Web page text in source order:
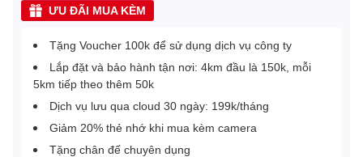
ƯU ĐÃI MUA KÈM
Tặng Voucher 100k để sử dụng dịch vụ công ty
Lắp đặt và bảo hành tận nơi: 4km đầu là 150k, mỗi
5km tiếp theo thêm 50k
Dịch vụ lưu qua cloud 30 ngày: 199k/tháng
Giảm 20% thẻ nhớ khi mua kèm camera
Tặng chân đế chuyên dụng